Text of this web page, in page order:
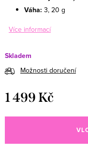
Váha: 3, 20 g
Více informací
Skladem
Možnosti doručení
1 499 Kč